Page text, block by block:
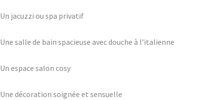
Un jacuzzi ou spa privatif
Une salle de bain spacieuse avec douche à l’italienne
Un espace salon cosy
Une décoration soignée et sensuelle